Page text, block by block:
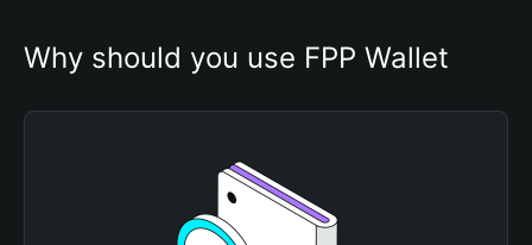
Why should you use FPP Wallet